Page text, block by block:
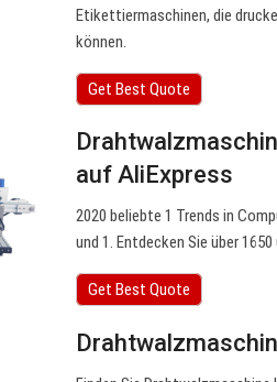
Etikettiermaschinen, die
können.
Get Best Quote
auf AliExpress
2020 beliebte 1 Trends in
und 1. Entdecken Sie über
Get Best Quote